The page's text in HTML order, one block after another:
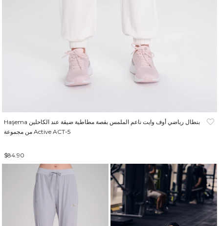
Haşema بنطال رياضي أوف وايت ناعم الملمس بقصة مطاطية ضيقة عند الكاحلين
من مجموعة Active ACT-5
$84.90